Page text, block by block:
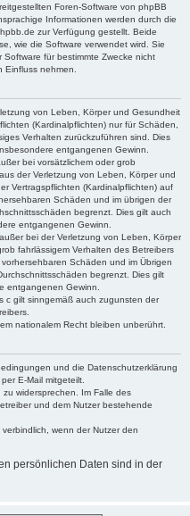
Foren-Software von phpBB
Informationen werden durch die
zur Verfügung gestellt. Beide
wie die Software verwendet wird. Sie
für bestimmte Zwecke nicht
nehmen.
von Leben, Körper und Gesundheit
(Kardinalpflichten) nur für Schäden,
Verhalten zurückzuführen sind. Dies
entgangenen Gewinn.
bei vorsätzlichem oder grob
der Verletzung von Leben, Körper und
Vertragspflichten (Kardinalpflichten) auf
Schäden und im übrigen der
begrenzt. Dies gilt auch
entgangenen Gewinn.
bei der Verletzung von Leben, Körper
fahrlässigem Verhalten des Betreibers
Schäden und im Übrigen
begrenzt. Dies gilt
entgangenen Gewinn.
c gilt sinngemäß auch zugunsten der
nationalem Recht bleiben unberührt.
und die Datenschutzerklärung
E-Mail mitgeteilt.
widersprechen. Im Falle des
und dem Nutzer bestehende
wenn der Nutzer den
persönlichen Daten sind in der